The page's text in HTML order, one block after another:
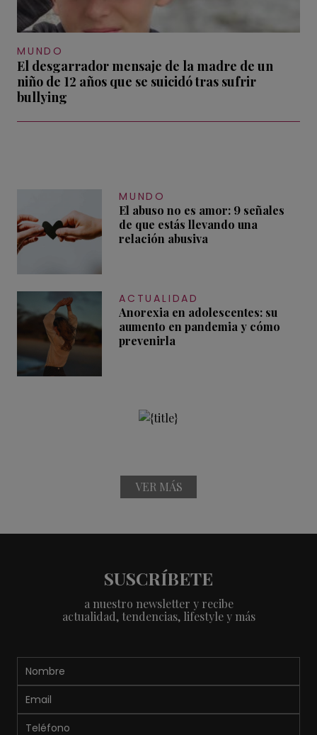
MUNDO
El desgarrador mensaje de la madre de un
niño de 12 años que se suicidó tras sufrir
bullying
MUNDO
El abuso no es amor: 9 señales
de que estás llevando una
relación abusiva
ACTUALIDAD
Anorexia en adolescentes: su
aumento en pandemia y cómo
prevenirla
VER MÁS
SUSCRÍBETE
a nuestro newsletter y recibe
actualidad, tendencias, lifestyle y más